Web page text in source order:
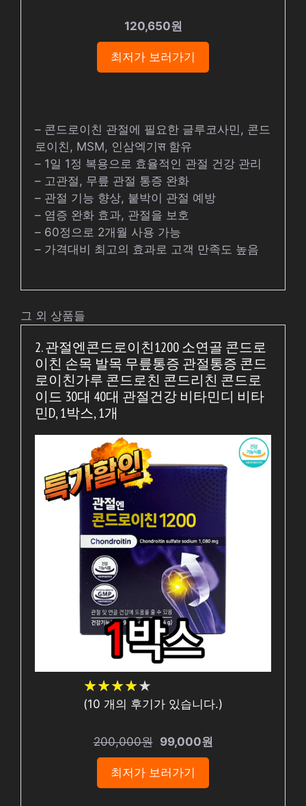
120,650원
최저가 보러가기
– 콘드로이친 관절에 필요한 글루코사민, 콘드
로이친, MSM, 인삼엑기स 함유
– 1일 1정 복용으로 효율적인 관절 건강 관리
– 고관절, 무릎 관절 통증 완화
– 관절 기능 향상, 붙박이 관절 예방
– 염증 완화 효과, 관절을 보호
– 60정으로 2개월 사용 가능
– 가격대비 최고의 효과로 고객 만족도 높음
그 외 상품들
2. 관절엔콘드로이친1200 소연골 콘드로
이친 손목 발목 무릎통증 관절통증 콘드
로이친가루 콘드로친 콘드리친 콘드로
이드 30대 40대 관절건강 비타민디 비타
민D, 1박스, 1개
★★★★★
★★★★★
(10 개의 후기가 있습니다.)
200,000원 99,000원
최저가 보러가기